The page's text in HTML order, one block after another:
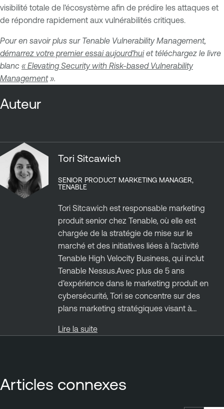
visibilité totale de l'écosystème afin de prédire les attaques et
de répondre rapidement aux vulnérabilités critiques.
Pour en savoir plus sur Tenable Vulnerability Management,
démarrez votre premier essai aujourd'hui et téléchargez le livre
blanc « Elevating Security with Risk-based Vulnerability
Management».
Auteur
Tori Sitcawich
SENIOR PRODUCT MARKETING MANAGER,
TENABLE
Tori Sitcawich est responsable marketing
produit senior chez Tenable, où elle est
chargée de la stratégie de mise sur le
marché et des initiatives liées à l’activité
Tenable High Velocity Business, qui inclut
Tenable Nessus.Avec plus de 5 ans
d’expérience dans le marketing produit en
cybersécurité, Tori se concentre sur des
plans marketing stratégiques visant à…
Lire la suite
Articles connexes